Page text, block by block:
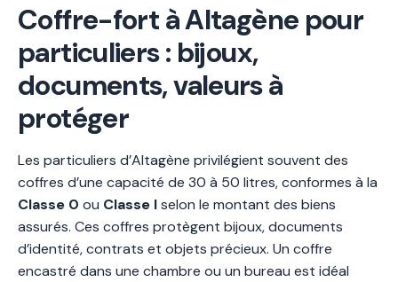
Coffre-fort à Altagène pour
particuliers : bijoux,
documents, valeurs à
protéger
Les particuliers d’Altagène privilégient souvent des
coffres d’une capacité de 30 à 50 litres, conformes à la
Classe 0 ou Classe Iselon le montant des biens
assurés. Ces coffres protègent bijoux, documents
d’identité, contrats et objets précieux. Un coffre
encastré dans une chambre ou un bureau est idéal